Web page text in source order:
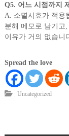
Q5. 어느 시점까지
A. 소멸시효가 적용
분해 메모로 남기고
이유가 거의 없습니
Spread the love
Uncategorized